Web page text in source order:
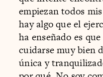
empiezan todos
hay algo que el
ha enseñado es
cuidarse muy bien
única y